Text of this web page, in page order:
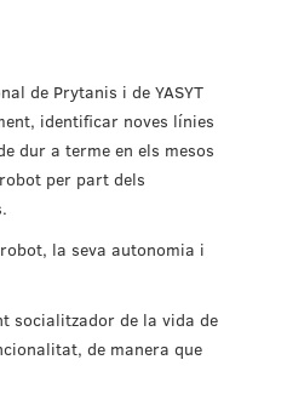
de Prytanis i de YASYT
identificar noves línies
dur a terme en els mesos
per part dels
la seva autonomia i
socialitzador de la vida de
de manera que